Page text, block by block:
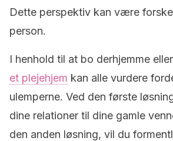
Dette perspektiv kan være
person.
I henhold til at bo derhjemme eller
et plejehjem kan alle vurdere
ulemperne. Ved den første
dine relationer til dine gamle
den anden løsning, vil du